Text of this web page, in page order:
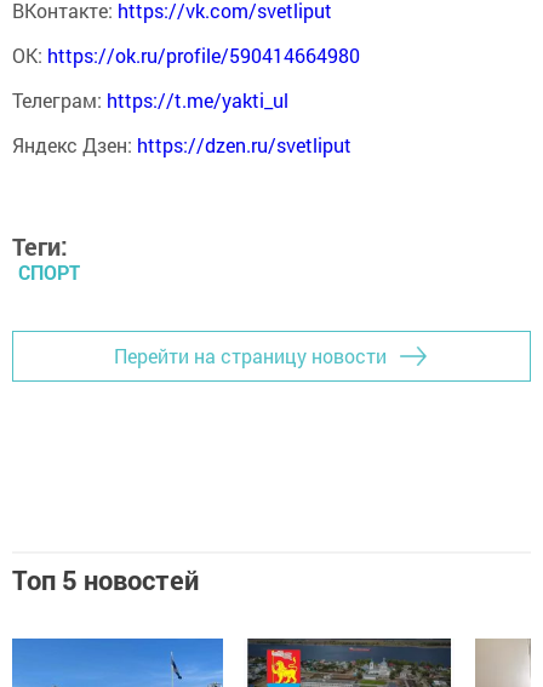
ВКонтакте: https://vk.com/svetliput
ОК: https://ok.ru/profile/590414664980
Телеграм: https://t.me/yakti_ul
Яндекс Дзен: https://dzen.ru/svetliput
Теги:
СПОРТ
Перейти на страницу новости
Топ 5 новостей